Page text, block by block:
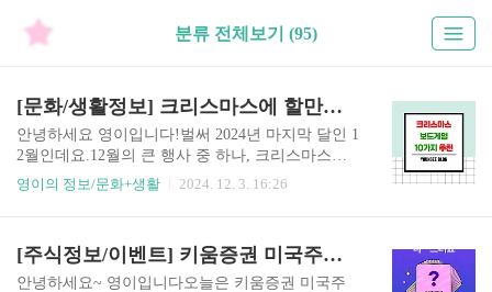
분류 전체보기 (95)
[문화/생활정보] 크리스마스에 할만한 보드게임 추천 TOP 10
안녕하세요 영이입니다!벌써 2024년 마지막 달인 1
2월인데요.12월의 큰 행사 중 하나, 크리스마스에
할만한 보드게임 10가지를 추천해 봅니다:)가족,
재 코리아보드게임즈 공식몰에서 윈터 페스타 이
벤트로 최대 70% 할인을 하고 있으니 한 번 둘러보
영이의 정보/문화+생활 2024. 12. 3. 16:26
[주식정보/이벤트] 키움증권 미국주식 10종목 무료로 받기
안녕하세요~ 영이입니다오늘은 키움증권 미국주